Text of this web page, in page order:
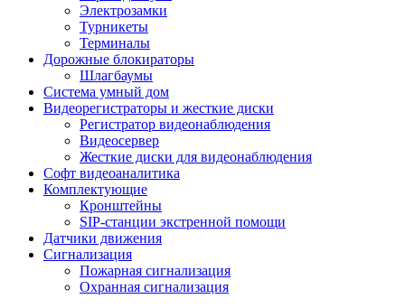
Электрозамки
Турникеты
Терминалы
Дорожные блокираторы
Шлагбаумы
Cистема умный дом
Видеорегистраторы и жесткие диски
Регистратор видеонаблюдения
Видеосервер
Жесткие диски для видеонаблюдения
Софт видеоаналитика
Комплектующие
Кронштейны
SIP-станции экстренной помощи
Датчики движения
Сигнализация
Пожарная сигнализация
Охранная сигнализация